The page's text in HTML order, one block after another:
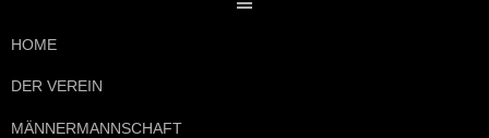
HOME
DER VEREIN
MÄNNERMANNSCHAFT